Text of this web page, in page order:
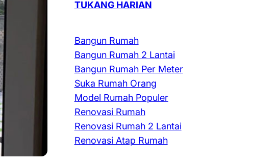
TUKANG HARIAN
Bangun Rumah
Bangun Rumah 2 Lantai
Bangun Rumah Per Meter
Suka Rumah Orang
Model Rumah Populer
Renovasi Rumah
Renovasi Rumah 2 Lantai
Renovasi Atap Rumah